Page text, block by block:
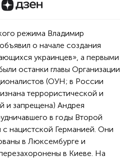
режима Владимир
о начале создания
украинцев», а первыми
останки главы Организации
(ОУН; в России
террористической и
и запрещена) Андрея
в годы Второй
нацистской Германией. Они
в Люксембурге и
в Киеве. На